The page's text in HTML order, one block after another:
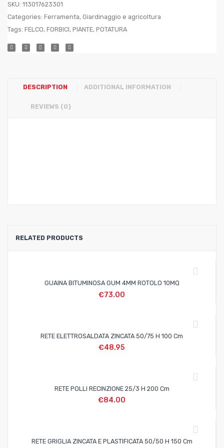
SKU: 113017623301
Categories: Ferramenta, Giardinaggio e agricoltura
Tags: FELCO, FORBICI, PIANTE, POTATURA
DESCRIPTION ADDITIONAL INFORMATION
REVIEWS (0)
RELATED PRODUCTS
GUAINA BITUMINOSA GUM 4MM ROTOLO 10MQ
€73.00
RETE ELETTROSALDATA ZINCATA 50/75 H 100 Cm
€48.95
RETE POLLI RECINZIONE 25/3 H 200 Cm
€84.00
RETE GRIGLIA ZINCATA E PLASTIFICATA 50/50 H 150 Cm